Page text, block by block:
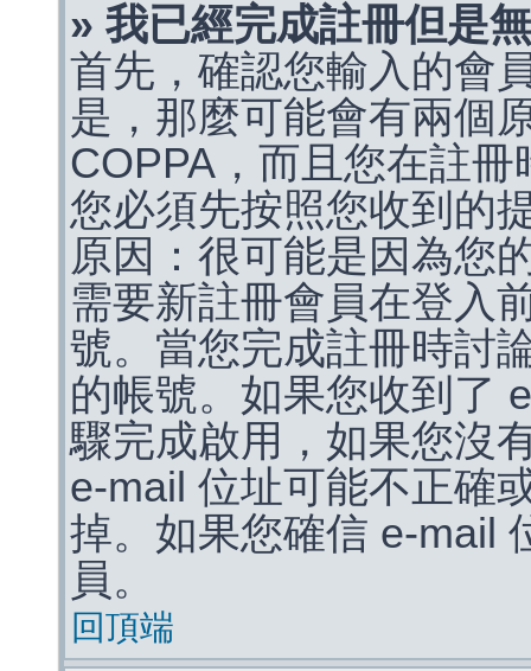
» 我已經完成註冊但是
首先，確認您輸入的會
是，那麼可能會有兩個
COPPA，而且您在註
您必須先按照您收到的
原因：很可能是因為您
需要新註冊會員在登入
號。當您完成註冊時討
的帳號。如果您收到了
驟完成啟用，如果您沒
e-mail 位址可能不正確
掉。如果您確信 e-mail
員。
回頂端